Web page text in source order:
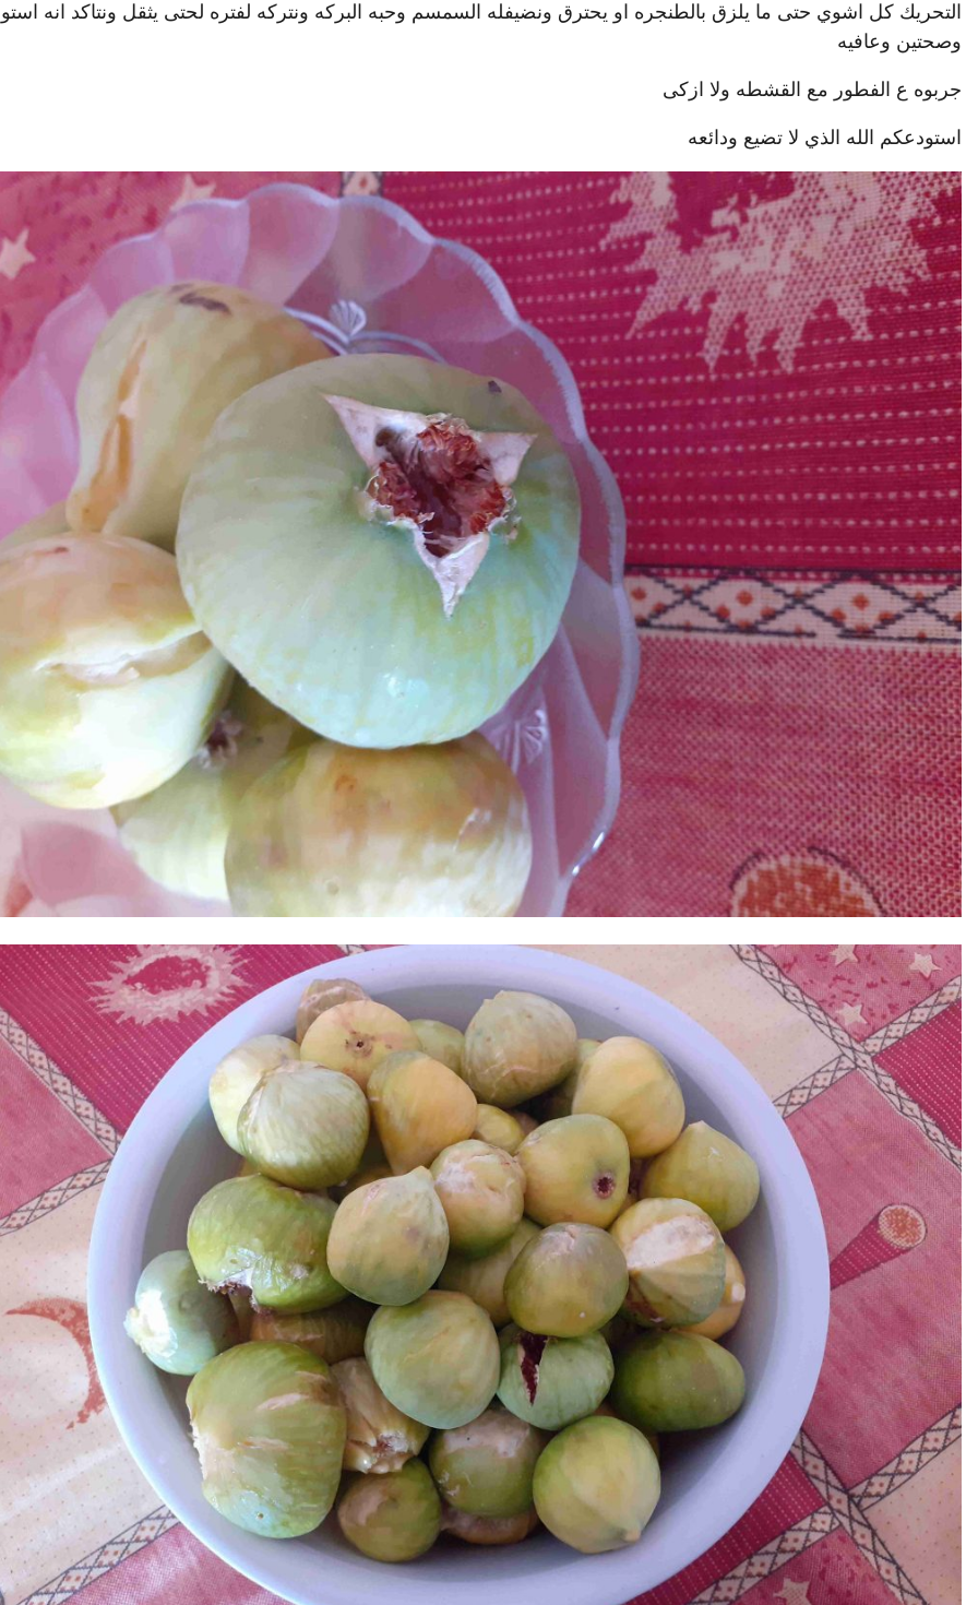
التحريك كل اشوي حتى ما يلزق بالطنجره او يحترق ونضيفله السمسم وحبه البركه ونتركه لفتره لحتى يثقل ونتاكد انه
وصحتين وعافيه
جربوه ع الفطور مع القشطه ولا ازكى
استودعكم الله الذي لا تضيع ودائعه